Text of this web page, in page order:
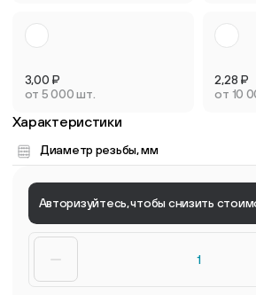
3,00 ₽
от 5 000 шт.
2,28 ₽
от 10
Характеристики
Диаметр резьбы, мм
Авторизуйтесь, чтобы снизить